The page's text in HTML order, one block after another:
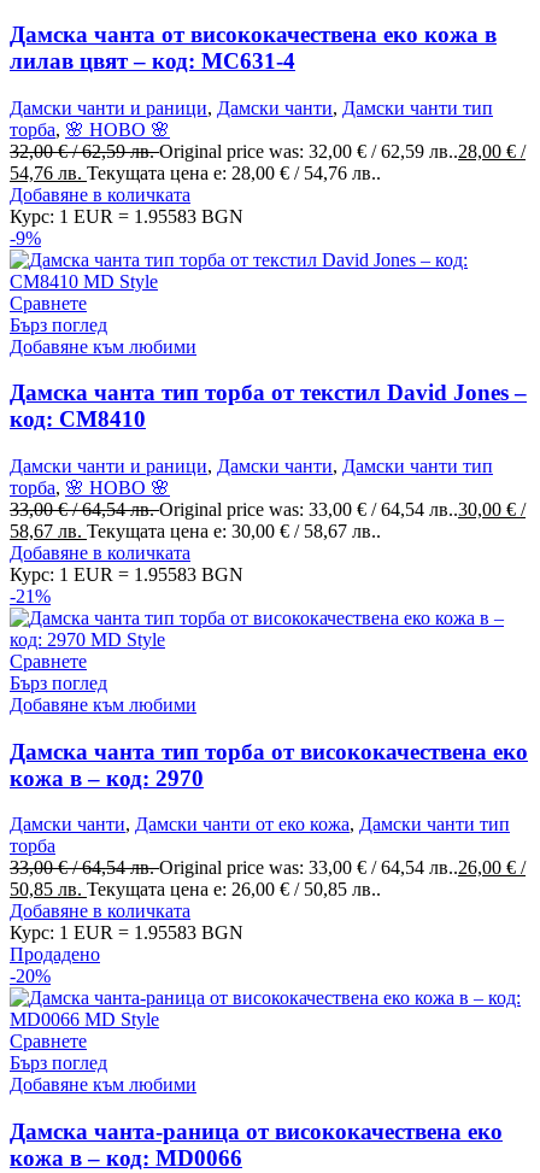
Дамска чанта от висококачествена еко кожа в
лилав цвят – код: MC631-4
Дамски чанти и раници, Дамски чанти, Дамски чанти тип
торба, 🌸 НОВО 🌸
32,00€/ 62,59 лв.Original price was: 32,00 € / 62,59 лв..28,00 € /
54,76 лв. Текущата цена е: 28,00 € / 54,76 лв..
Добавяне в количката
Курс: 1 EUR = 1.95583 BGN
-9%
Сравнете
Бърз поглед
Добавяне към любими
Дамска чанта тип торба от текстил David Jones –
код: СМ8410
Дамски чанти и раници, Дамски чанти, Дамски чанти тип
торба, 🌸 НОВО 🌸
33,00€/ 64,54 лв.Original price was: 33,00 € / 64,54 лв..30,00 € /
58,67 лв. Текущата цена е: 30,00 € / 58,67 лв..
Добавяне в количката
Курс: 1 EUR = 1.95583 BGN
-21%
Сравнете
Бърз поглед
Добавяне към любими
Дамска чанта тип торба от висококачествена еко
кожа в – код: 2970
Дамски чанти, Дамски чанти от еко кожа, Дамски чанти тип
торба
33,00€/ 64,54 лв.Original price was: 33,00 € / 64,54 лв..26,00 € /
50,85 лв. Текущата цена е: 26,00 € / 50,85 лв..
Добавяне в количката
Курс: 1 EUR = 1.95583 BGN
Продадено
-20%
Сравнете
Бърз поглед
Добавяне към любими
Дамска чанта-раница от висококачествена еко
кожа в – код: MD0066